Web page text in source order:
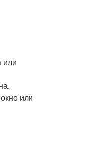
или
или